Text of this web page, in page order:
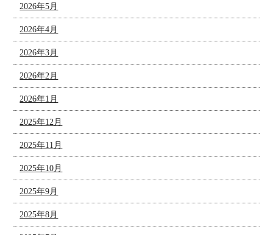
2026年5月
2026年4月
2026年3月
2026年2月
2026年1月
2025年12月
2025年11月
2025年10月
2025年9月
2025年8月